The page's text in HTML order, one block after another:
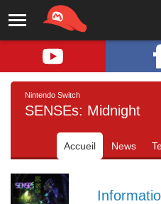
Nintendo Switch
SENSEs: Midnight
Accueil News